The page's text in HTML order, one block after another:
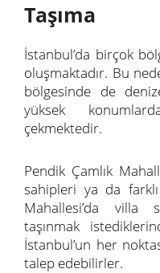
Taşıma
İstanbul’da birçok
oluşmaktadır. Bu
bölgesinde de
yüksek
çekmektedir.
Pendik Çamlık
sahipleri ya da
Mahallesi’da villa
taşınmak
İstanbul’un her
talep edebilirler.